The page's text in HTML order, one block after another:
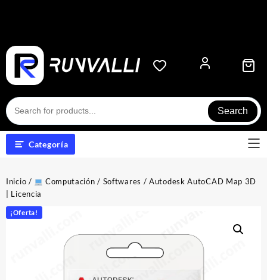
Search
Categoría
Inicio / Computación / Softwares / Autodesk AutoCAD Map 3D
| Licencia
¡Oferta!